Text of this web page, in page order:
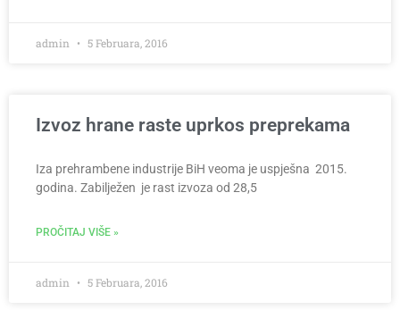
admin 5 Februara, 2016
Izvoz hrane raste uprkos preprekama
Iza prehrambene industrije BiH veoma je uspješna 2015.
godina. Zabilježen je rast izvoza od 28,5
PROČITAJ VIŠE »
admin 5 Februara, 2016